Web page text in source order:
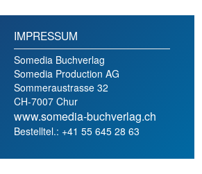
IMPRESSUM
Somedia Buchverlag
Somedia Production AG
Sommeraustrasse 32
CH-7007 Chur
www.somedia-buchverlag.ch
Bestelltel.: +41 55 645 28 63